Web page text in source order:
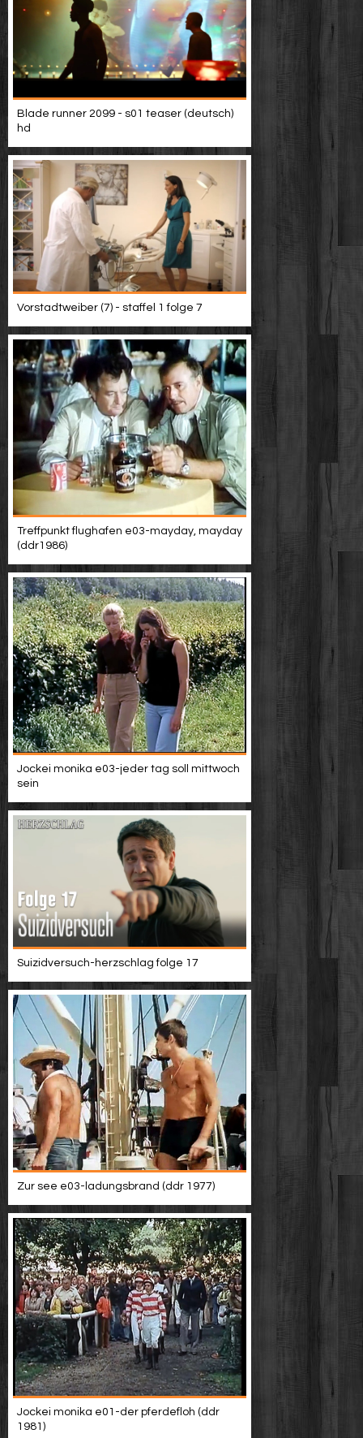
Blade runner 2099 - s01 teaser (deutsch)
hd
Vorstadtweiber (7) - staffel 1 folge 7
Treffpunkt flughafen e03-mayday, mayday
(ddr1986)
Jockei monika e03-jeder tag soll mittwoch
sein
Suizidversuch-herzschlag folge 17
Zur see e03-ladungsbrand (ddr 1977)
Jockei monika e01-der pferdefloh (ddr
1981)